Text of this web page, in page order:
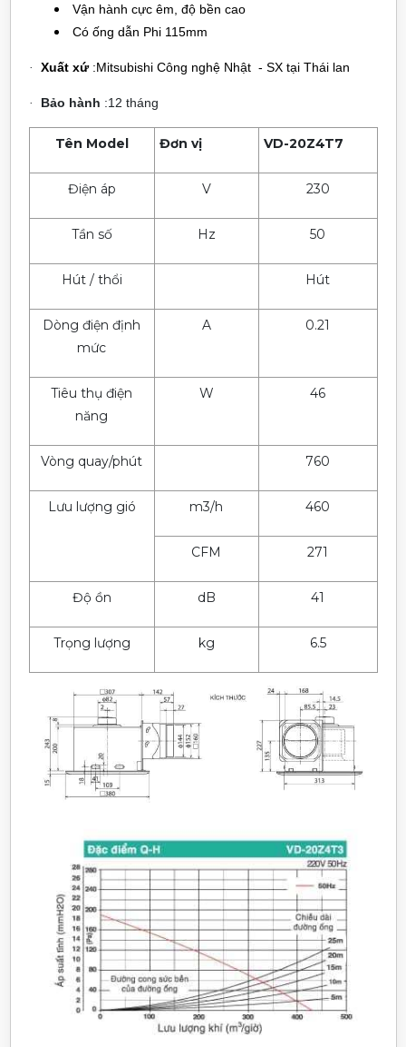
Vận hành cực êm, độ bền cao
Có ống dẫn Phi 115mm
· Xuất xứ:Mitsubishi Công nghệ Nhật - SX tại Thái lan
· Bảo hành :12 tháng
Tên Model Đơn vị VD-20Z4T7
Điện áp V 230
Tần số Hz 50
Hút / thổi Hút
Dòng điện định
mức
A 0.21
Tiêu thụ điện
năng
W 46
Vòng quay/phút 760
Lưu lượng gió m3/h 460
CFM 271
Độ ồn dB 41
Trọng lượng kg 6.5